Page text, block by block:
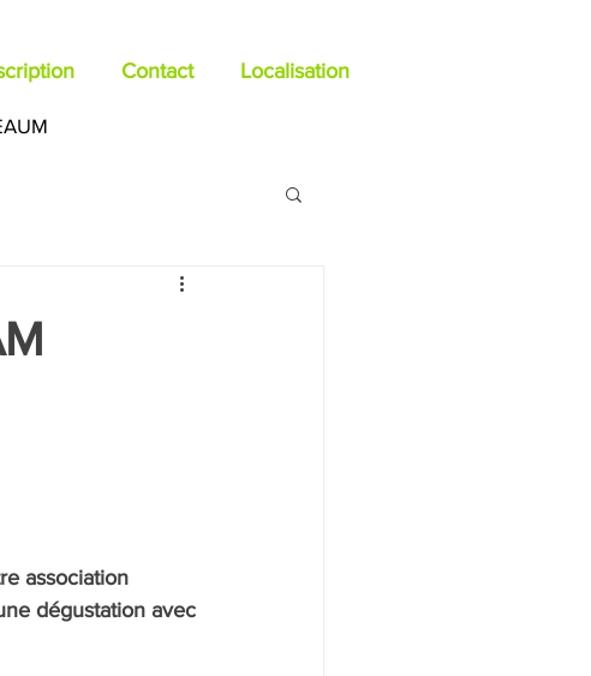
Contact Localisation
association
dégustation avec